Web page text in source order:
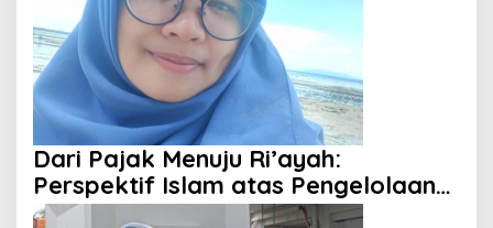
Dari Pajak Menuju Ri’ayah:
Perspektif Islam atas Pengelolaan
Keuangan Negara